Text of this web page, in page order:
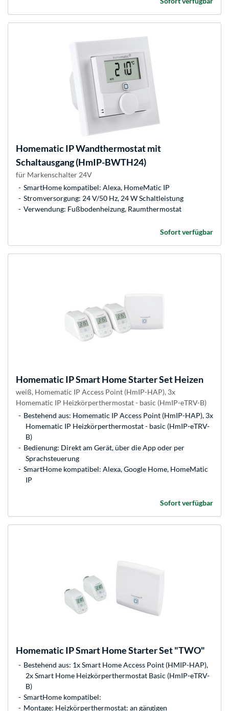
Homematic IPWandthermostat mit
Schaltausgang (HmIP-BWTH24)
für Markenschalter 24V
SmartHome kompatibel: Alexa, HomeMatic IP
Stromversorgung: 24 V/50 Hz, 24 W Schaltleistung
Verwendung: Fußbodenheizung, Raumthermostat
Sofort verfügbar
Homematic IPSmart Home Starter Set Heizen
weiß, Homematic IP Access Point (HmIP-HAP), 3x
Homematic IP Heizkörperthermostat - basic (HmIP-eTRV-B)
Bestehend aus: Homematic IP Access Point (HmIP-HAP), 3x
Homematic IP Heizkörperthermostat - basic (HmIP-eTRV-
B)
Bedienung: Direkt am Gerät, über die App oder per
Sprachsteuerung
SmartHome kompatibel: Alexa, Google Home, HomeMatic
IP
Sofort verfügbar
Homematic IPSmart Home Starter Set "TWO"
Bestehend aus: 1x Smart Home Access Point (HMIP-HAP),
2x Smart Home Heizkörperthermostat Basic (HmIP-eTRV-
B)
SmartHome kompatibel:
Montage: Heizkörperthermostat: an gängigen